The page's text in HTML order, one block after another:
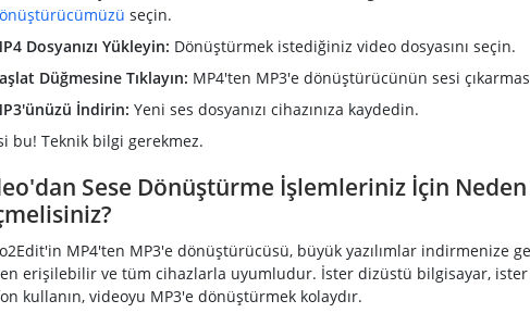
seçin.
Dosyanızı Yükleyin: Dönüştürmek istediğiniz video dosyasını seçin.
Düğmesine Tıklayın: MP4'ten MP3'e dönüştürücünün sesi
İndirin: Yeni ses dosyanızı cihazınıza kaydedin.
bu! Teknik bilgi gerekmez.
Sese Dönüştürme İşlemleriniz İçin
MP4'ten MP3'e dönüştürücüsü, büyük yazılımlar indirmenize
erişilebilir ve tüm cihazlarla uyumludur. İster dizüstü bilgisayar, ister
kullanın, videoyu MP3'e dönüştürmek kolaydır.